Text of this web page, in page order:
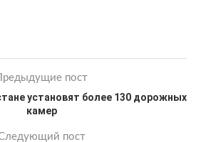
Предыдущие пост
установят более 130 дорожных
камер
пост